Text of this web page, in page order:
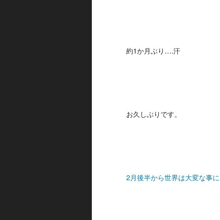
約1か月ぶり….汗
お久しぶりです。
2月後半から世界は大変な事に